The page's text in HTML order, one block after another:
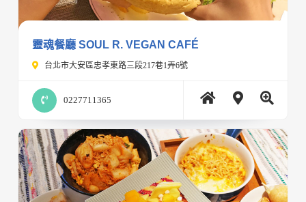
靈魂餐廳 SOUL R. VEGAN CAFÉ
台北市大安區忠孝東路三段217巷1弄6號
0227711365